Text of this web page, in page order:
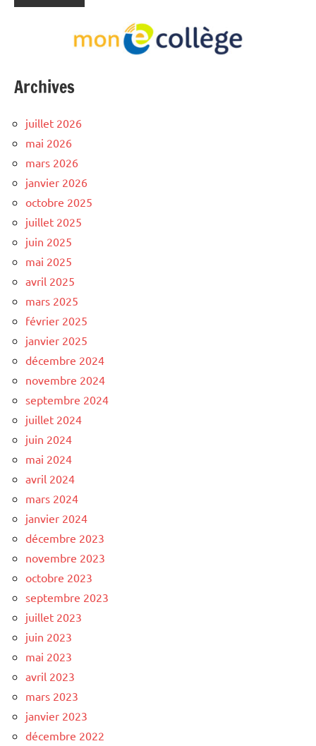
Archives
juillet 2026
mai 2026
mars 2026
janvier 2026
octobre 2025
juillet 2025
juin 2025
mai 2025
avril 2025
mars 2025
février 2025
janvier 2025
décembre 2024
novembre 2024
septembre 2024
juillet 2024
juin 2024
mai 2024
avril 2024
mars 2024
janvier 2024
décembre 2023
novembre 2023
octobre 2023
septembre 2023
juillet 2023
juin 2023
mai 2023
avril 2023
mars 2023
janvier 2023
décembre 2022